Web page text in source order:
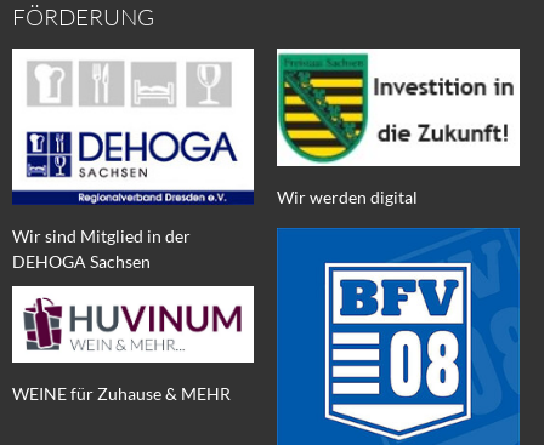
FÖRDERUNG
Wir sind Mitglied in der
DEHOGA Sachsen
WEINE für Zuhause & MEHR
Wir werden digital